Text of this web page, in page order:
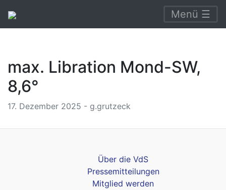
Menü ☰
max. Libration Mond-SW,
8,6°
17. Dezember 2025 - g.grutzeck
Über die VdS
Pressemitteilungen
Mitglied werden